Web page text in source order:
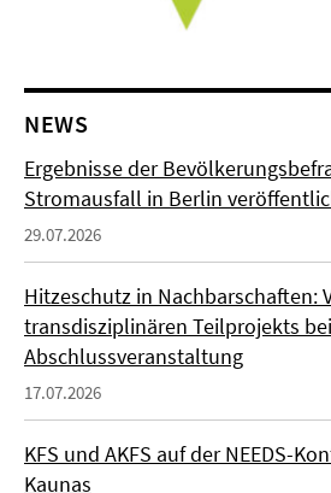
NEWS
Ergebnisse der
Stromausfall in Berlin
29.07.2026
Hitzeschutz in Nachbarschaften:
transdisziplinären Teilprojekts
Abschlussveranstaltung
17.07.2026
KFS und AKFS auf der NEEDS-
Kaunas